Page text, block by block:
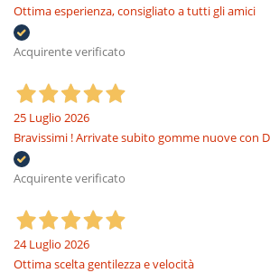
Ottima esperienza, consigliato a tutti gli amici
Acquirente verificato
25 Luglio 2026
Bravissimi ! Arrivate subito gomme nuove con
Acquirente verificato
24 Luglio 2026
Ottima scelta gentilezza e velocità